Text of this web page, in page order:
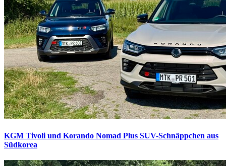
KGM Tivoli und Korando Nomad Plus SUV-Schnäppchen aus
Südkorea